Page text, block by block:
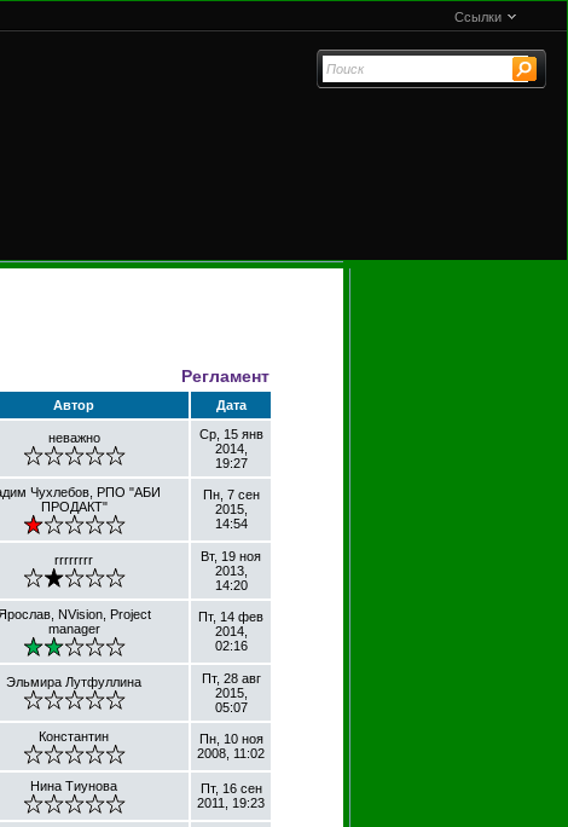
Ссылки
Регламент
Автор
Дата
неважно
Ср, 15 янв
2014,
19:27
Чухлебов, РПО "АБИ
ПРОДАКТ"
Пн, 7 сен
2015,
14:54
rrrrrrrr
Вт, 19 ноя
2013,
14:20
NVision, Project
manager
Пт, 14 фев
2014,
02:16
Эльмира Лутфуллина
Пт, 28 авг
2015,
05:07
Константин
Пн, 10 ноя
2008, 11:02
Нина Тиунова
Пт, 16 сен
2011, 19:23